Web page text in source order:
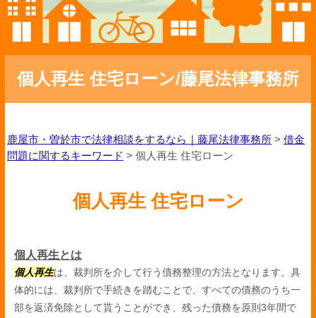
個人再生 住宅ローン/藤尾法律事務所
鹿屋市・曽於市で法律相談をするなら｜藤尾法律事務所 > 借金
問題に関するキーワード > 個人再生 住宅ローン
個人再生 住宅ローン
個人再生とは
個人再生は、裁判所を介して行う債務整理の方法となります。具
体的には、裁判所で手続きを踏むことで、すべての債務のうち一
部を返済免除として貰うことができ、残った債務を原則3年間で